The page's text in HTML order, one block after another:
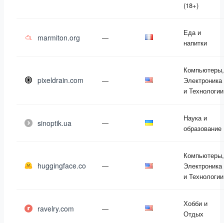
(18+)
marmiton.org —
Еда и
напитки
pixeldrain.com —
Компьютеры,
Электроника
и Технологии
sinoptik.ua —
Наука и
образование
huggingface.co —
Компьютеры,
Электроника
и Технологии
ravelry.com —
Хобби и
Отдых